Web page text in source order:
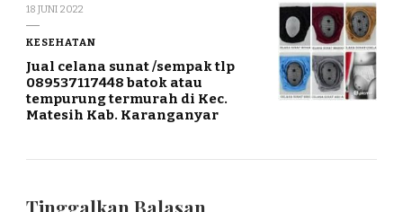
18 JUNI 2022
KESEHATAN
Jual celana sunat /sempak tlp
089537117448 batok atau
tempurung termurah di Kec.
Matesih Kab. Karanganyar
Tinggalkan Balasan